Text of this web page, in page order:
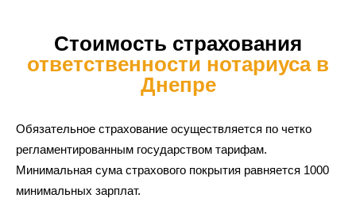
Стоимость страхования
ответственности нотариуса в
Днепре
Обязательное страхование осуществляется по четко
регламентированным государством тарифам.
Минимальная сума страхового покрытия равняется 1000
минимальных зарплат.